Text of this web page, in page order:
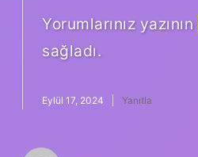
Yorumlarınız yazının
sağladı.
Eylül 17, 2024 Yanıtla